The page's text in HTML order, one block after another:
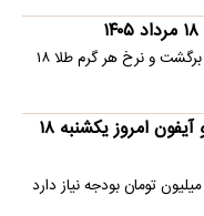
قیمت دلار در بازار آزاد به کانال ۱۸۶ هزار تومان برگشت و نرخ هر گرم طلا ۱۸
قیمت گوشی سامسونگ، شیائومی و آیفون امروز یکشنبه ۱۸